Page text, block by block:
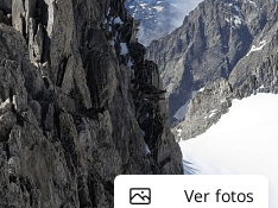
Ver fotos